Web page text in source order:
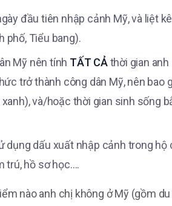
đầu tiên nhập cảnh Mỹ, và liệt
phố, Tiểu bang).
Mỹ nên tính TẤT CẢthời gian anh
trở thành công dân Mỹ, nên
và/hoặc thời gian sinh sống
dụng dấu xuất nhập cảnh trong hộ
trú, hồ sơ học….
nào anh chị không ở Mỹ (gồm